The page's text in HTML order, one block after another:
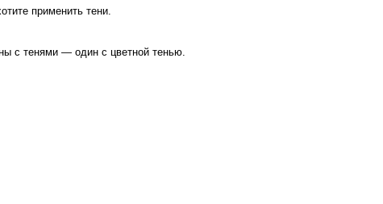
применить тени.
с тенями — один с цветной тенью.